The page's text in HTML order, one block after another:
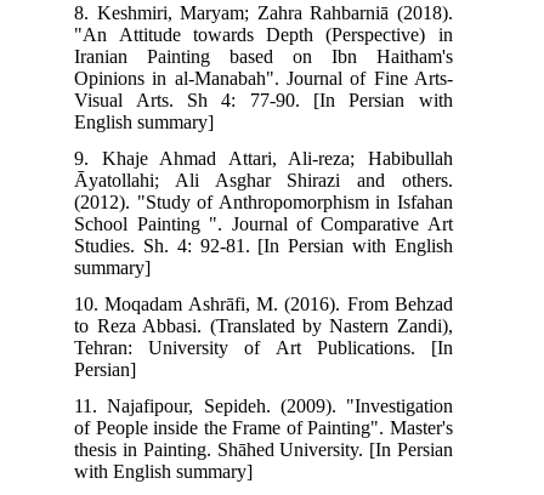
8. Keshmiri, Maryam; Zahra Rahbarniā (2018).
"An Attitude towards Depth (Perspective) in
Iranian Painting based on Ibn Haitham's
Opinions in al-Manabah". Journal of Fine Arts-
Visual Arts. Sh 4: 77-90. [In Persian with
English summary]
9. Khaje Ahmad Attari, Ali-reza; Habibullah
Āyatollahi; Ali Asghar Shirazi and others.
(2012). "Study of Anthropomorphism in Isfahan
School Painting ". Journal of Comparative Art
Studies. Sh. 4: 92-81. [In Persian with English
summary]
10. Moqadam Ashrāfi, M. (2016). From Behzad
to Reza Abbasi. (Translated by Nastern Zandi),
Tehran: University of Art Publications. [In
11. Najafipour, Sepideh. (2009). "Investigation
of People inside the Frame of Painting". Master's
thesis in Painting. Shāhed University. [In Persian
with English summary]